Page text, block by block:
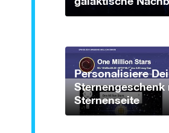
Personalisiere
Sternengeschenk
Sternenseite